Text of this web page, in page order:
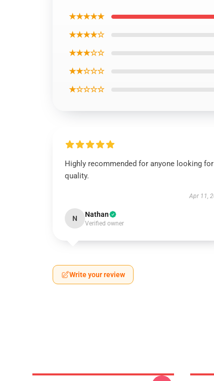
★★★★★
★★★★☆
★★★☆☆
★★☆☆☆
★☆☆☆☆
Highly recommended for anyone looking for
quality.
Apr 11,
N Nathan
Verified owner
Write your review